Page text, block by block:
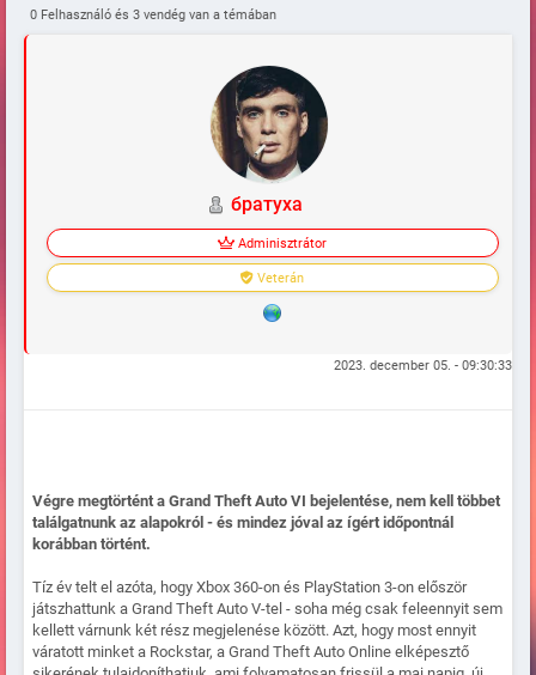
nézhető az új Grand Theft Auto előzetes! (Megtekintve 108595
0 Felhasználó és 3 vendég van a témában
братуха
Adminisztrátor
Veterán
2023. december 05. - 09:30:33
Végre megtörtént a Grand Theft Auto VI bejelentése, nem kell többet
találgatnunk az alapokról - és mindez jóval az ígért időpontnál
korábban történt.
Tíz év telt el azóta, hogy Xbox 360-on és PlayStation 3-on először
játszhattunk a Grand Theft Auto V-tel - soha még csak feleennyit sem
kellett várnunk két rész megjelenése között. Azt, hogy most ennyit
váratott minket a Rockstar, a Grand Theft Auto Online elképesztő